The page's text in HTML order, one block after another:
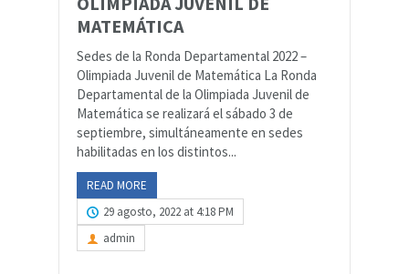
MATEMÁTICA
Sedes de la Ronda Departamental 2022 –
Olimpiada Juvenil de Matemática La Ronda
Departamental de la Olimpiada Juvenil de
Matemática se realizará el sábado 3 de
septiembre, simultáneamente en sedes
habilitadas en los distintos...
READ MORE
29 agosto, 2022 at 4:18 PM
admin